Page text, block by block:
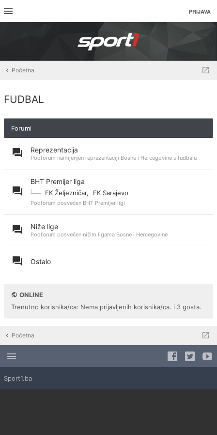
PRIJAVA
Početna
FUDBAL
Forumi
Reprezentacija
Podforum namijenjen reprezentaciji Bosne i Hercegovine u fudbalu
BHT Premijer liga
FK Željezničar, FK Sarajevo
Podforum posvećen BHT Premijer ligi
Niže lige
Podforum posvećen nižim ligama Bosne i Hercegovine
Ostalo
ONLINE
Trenutno korisnika/ca: Nema prijavljenih korisnika/ca. i 3 gosta.
Početna
Sport1.ba